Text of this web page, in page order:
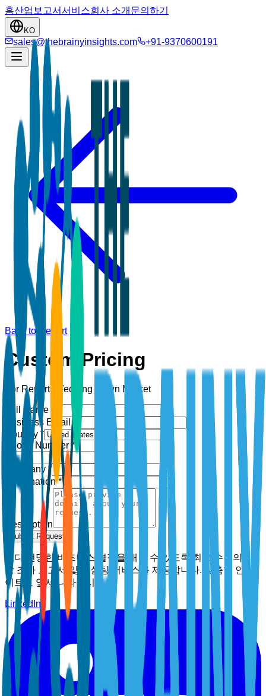
홈산업 보고서서비스회사 소개 문의하기
KO
sales@thebrainyinsights.com +91-9370600191
Back to Report
Custom Pricing
For Report: Wedding Gown Market
Full Name *
Business Email *
Country *
Phone Number *
Company *
Designation *
Description
Submit Request
보다 현명한 비즈니스 결정을 내릴 수 있도록 최고 수준의 시
장 조사 보고서 및 컨설팅 서비스를 제공합니다. 맞춤형 인사
이트로 앞서 나타십시오.
LinkedIn